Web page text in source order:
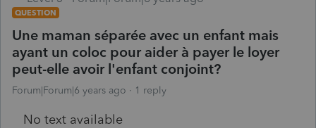
QUESTION
Une maman séparée avec un enfant mais
ayant un coloc pour aider à payer le loyer
peut-elle avoir l'enfant conjoint?
Forum|Forum|6 years ago 1 reply
No text available